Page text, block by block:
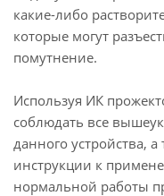
какие-либо
которые могут
помутнение.
Используя ИК
соблюдать все
данного устройства,
инструкции к
нормальной работы